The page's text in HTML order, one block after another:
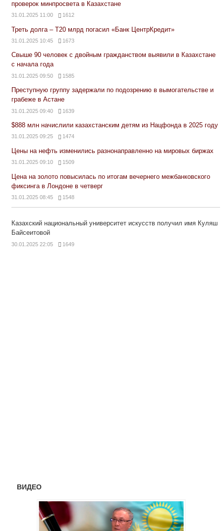
проверок минпросвета в Казахстане
31.01.2025 11:00 1612
Треть долга – Т20 млрд погасил «Банк ЦентрКредит»
31.01.2025 10:45 1673
Свыше 90 человек с двойным гражданством выявили в Казахстане
с начала года
31.01.2025 09:50 1585
Преступную группу задержали по подозрению в вымогательстве и
грабеже в Астане
31.01.2025 09:40 1639
$888 млн начислили казахстанским детям из Нацфонда в 2025 году
31.01.2025 09:25 1474
Цены на нефть изменились разнонаправленно на мировых биржах
31.01.2025 09:10 1509
Цена на золото повысилась по итогам вечернего межбанковского
фиксинга в Лондоне в четверг
31.01.2025 08:45 1548
Казахский национальный университет искусств получил имя Куляш
Байсеитовой
30.01.2025 22:05 1649
ВИДЕО